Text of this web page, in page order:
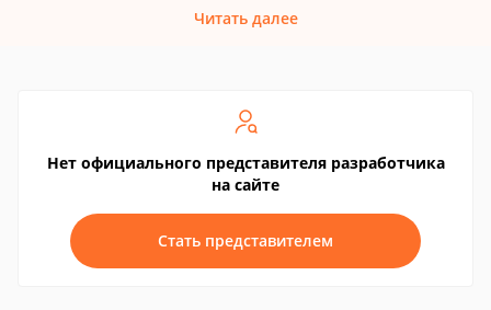
Читать далее
Нет официального представителя разработчика
на сайте
Стать представителем